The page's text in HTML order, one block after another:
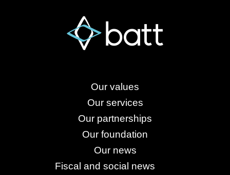
Our values
Our services
Our partnerships
Our foundation
Our news
Fiscal and social news